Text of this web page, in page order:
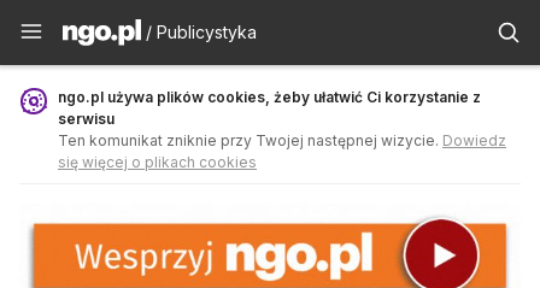
Publicystyka - ngo.pl
/ Publicystyka
ngo.pl używa plików cookies, żeby ułatwić Ci korzystanie z
serwisu
Ten komunikat zniknie przy Twojej następnej wizycie. Dowiedz
się więcej o plikach cookies